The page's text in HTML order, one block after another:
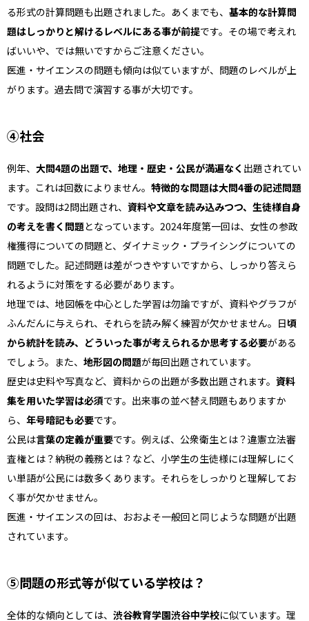
る形式の計算問題も出題されました。あくまでも、 基本的な計算問
題はしっかりと解けるレベルにある事が前提です。その場で考えれ
ばいいや、では無いですからご注意ください。
医進・サイエンスの問題も傾向は似ていますが、問題のレベルが上
がります。過去問で演習する事が大切です。
➃社会
例年、 大問4題の出題で、地理・歴史・公民が満遍なく 出題されてい
ます。これは回数によりません。 特徴的な問題は大問4番の記述問題
です。設問は2問出題され、 資料や文章を読み込みつつ、生徒様自身
の考えを書く問題となっています。2024年度第一回は、女性の参政
権獲得についての問題と、ダイナミック・プライシングについての
問題でした。記述問題は差がつきやすいですから、しっかり答えら
れるように対策をする必要があります。
地理では、地図帳を中心とした学習は勿論ですが、資料やグラフが
ふんだんに与えられ、それらを読み解く練習が欠かせません。日頃
から統計を読み、どういった事が考えられるか思考する必要がある
でしょう。また、 地形図の問題が毎回出題されています。
歴史は史料や写真など、資料からの出題が多数出題されます。 資料
集を用いた学習は必須です。出来事の並べ替え問題もありますか
ら、 年号暗記も必要です。
公民は言葉の定義が重要です。例えば、公衆衛生とは？違憲立法審
査権とは？納税の義務とは？など、小学生の生徒様には理解しにく
い単語が公民には数多くあります。それらをしっかりと理解してお
く事が欠かせません。
医進・サイエンスの回は、おおよそ一般回と同じような問題が出題
されています。
⑤問題の形式等が似ている学校は？
全体的な傾向としては、 渋谷教育学園渋谷中学校に似ています。理